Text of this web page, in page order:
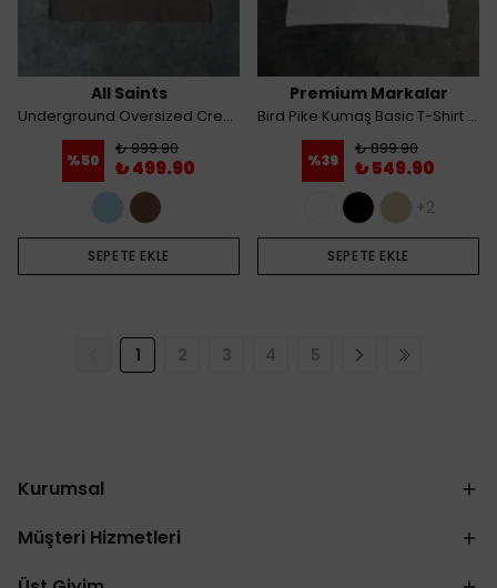
All Saints
Underground Oversized Crew Neck T-Shirt - Kahve
%50
₺ 999.90
₺ 499.90
SEPETE EKLE
Premium Markalar
Bird Pike Kumaş Basic T-Shirt - Beyaz
%39
₺ 899.90
₺ 549.90
+2
SEPETE EKLE
1 2 3 4 5
Kurumsal
Müşteri Hizmetleri